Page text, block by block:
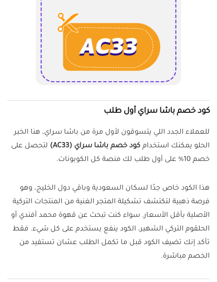
كود خصم باشا سراي أول طلب
للعملاء الجدد اللي يتسوقون لأول مرة من باشا سراي، هنا الخبر
الحلو يمكنك استخدام كود خصم باشا سراي (AC33)
لتحصل على
خصم 10% على أول طلب لك منصة كل الكوبونات.
هذا الكود خاص جدًا لسكان السعودية وباقي دول الخليج، وهو
فرصة ذهبية لتكتشف تشكيلة المتجر الغنية من المنتجات التركية
الأصلية بأقل الأسعار. سواء كنت تبحث عن قهوة محمد أفندي أو
الحلقوم التركي الشهير، الكود ينفع يستخدم على كل شيء. فقط
تأكد إنك تضيف الكود قبل ما تكمل الطلب عشان تستفيد من
الخصم مباشرة.